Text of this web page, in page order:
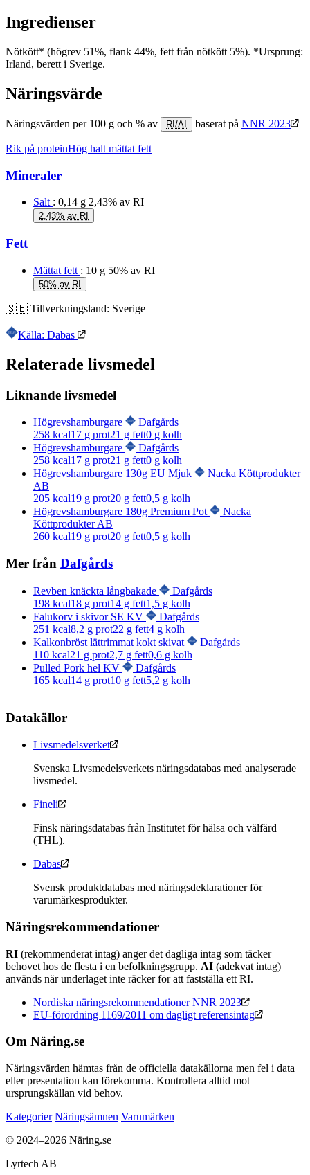
Ingredienser
Nötkött* (högrev 51%, flank 44%, fett från nötkött 5%). *Ursprung:
Irland, berett i Sverige.
Näringsvärde
Näringsvärden per 100 g och % av RI/AI baserat på NNR 2023
Rik på proteinHög halt mättat fett
Mineraler
Salt : 0,14 g 2,43% av RI
2,43% av RI
Fett
Mättat fett : 10 g 50% av RI
50% av RI
🇸🇪 Tillverkningsland: Sverige
Källa: Dabas
Relaterade livsmedel
Liknande livsmedel
Högrevshamburgare
Dafgårds
258 kcal17 g prot21 g fett0 g kolh
Högrevshamburgare
Dafgårds
258 kcal17 g prot21 g fett0 g kolh
Högrevshamburgare 130g EU Mjuk
Nacka Köttprodukter
AB
205 kcal19 g prot20 g fett0,5 g kolh
Högrevshamburgare 180g Premium Pot
Nacka
Köttprodukter AB
260 kcal19 g prot20 g fett0,5 g kolh
Mer från Dafgårds
Revben knäckta långbakade
Dafgårds
198 kcal18 g prot14 g fett1,5 g kolh
Falukorv i skivor SE KV
Dafgårds
251 kcal8,2 g prot22 g fett4 g kolh
Kalkonbröst lättrimmat kokt skivat
Dafgårds
110 kcal21 g prot2,7 g fett0,6 g kolh
Pulled Pork hel KV
Dafgårds
165 kcal14 g prot10 g fett5,2 g kolh
Datakällor
Livsmedelsverket
Svenska Livsmedelsverkets näringsdatabas med analyserade
livsmedel.
Fineli
Finsk näringsdatabas från Institutet för hälsa och välfärd
(THL).
Dabas
Svensk produktdatabas med näringsdeklarationer för
varumärkesprodukter.
Näringsrekommendationer
RI (rekommenderat intag) anger det dagliga intag som täcker
behovet hos de flesta i en befolkningsgrupp. AI (adekvat intag)
används när underlaget inte räcker för att fastställa ett RI.
Nordiska näringsrekommendationer NNR 2023
EU-förordning 1169/2011 om dagligt referensintag
Om Näring.se
Näringsvärden hämtas från de officiella datakällorna men fel i data
eller presentation kan förekomma. Kontrollera alltid mot
ursprungskällan vid behov.
Kategorier Näringsämnen Varumärken
© 2024–2026 Näring.se
Lyrtech AB